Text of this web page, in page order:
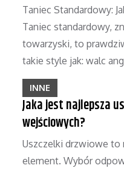
Taniec Standardowy:
Taniec standardowy,
towarzyski, to
takie style jak: walc
INNE
Jaka jest najlepsza
wejściowych?
Uszczelki drzwiowe to
element. Wybór